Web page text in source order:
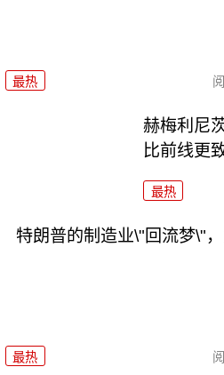
最热
赫梅利尼
比前线更
最热
特朗普的制造业\"回流梦\"
最热